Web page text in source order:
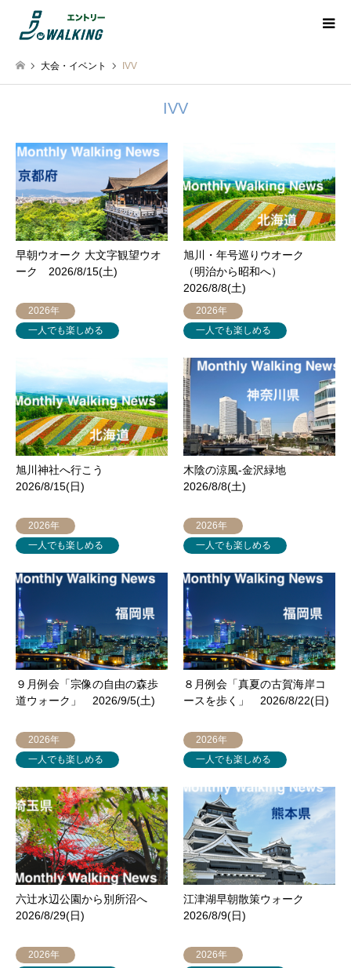
大会・イベント IVV
IVV
早朝ウオーク 大文字観望ウオ
ーク 2026/8/15(土)
2026年
一人でも楽しめる
旭川・年号巡りウオーク
（明治から昭和へ）
2026/8/8(土)
2026年
一人でも楽しめる
旭川神社へ行こう
2026/8/15(日)
2026年
一人でも楽しめる
木陰の涼風-金沢緑地
2026/8/8(土)
2026年
一人でも楽しめる
９月例会「宗像の自由の森歩
道ウォーク」 2026/9/5(土)
2026年
一人でも楽しめる
８月例会「真夏の古賀海岸コ
ースを歩く」 2026/8/22(日)
2026年
一人でも楽しめる
六辻水辺公園から別所沼へ
2026/8/29(日)
2026年
江津湖早朝散策ウォーク
2026/8/9(日)
2026年